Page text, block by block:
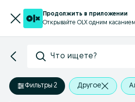
Продолжить в приложении
Открывайте OLX одним касанием
Что ищете?
Фильтры·2 Другое